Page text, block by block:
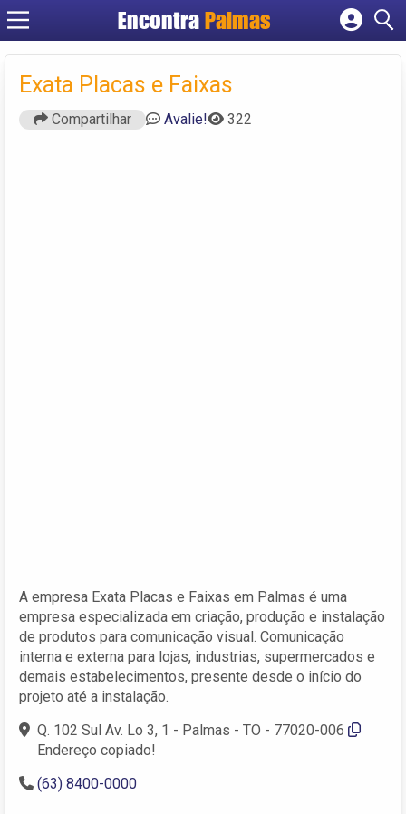
Encontra Palmas
Cadastrar empresa
Criar conta
Exata Placas e Faixas
Compartilhar Avalie! 322
A empresa Exata Placas e Faixas em Palmas é uma
empresa especializada em criação, produção e instalação
de produtos para comunicação visual. Comunicação
interna e externa para lojas, industrias, supermercados e
demais estabelecimentos, presente desde o início do
projeto até a instalação.
Q. 102 Sul Av. Lo 3, 1 - Palmas - TO - 77020-006
Endereço copiado!
(63) 8400-0000